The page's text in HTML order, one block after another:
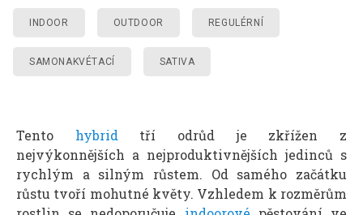
INDOOR OUTDOOR REGULÉRNÍ
SAMONAKVÉTACÍ SATIVA
Tento hybrid tří odrůd je zkřížen z
nejvýkonnějších a nejproduktivnějších jedinců s
rychlým a silným růstem. Od samého začátku
růstu tvoří mohutné květy. Vzhledem k rozměrům